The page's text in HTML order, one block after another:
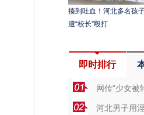
揍到吐血！河北多名孩
遭“校长”殴打
即时排行
网传“少女被
河北男子用